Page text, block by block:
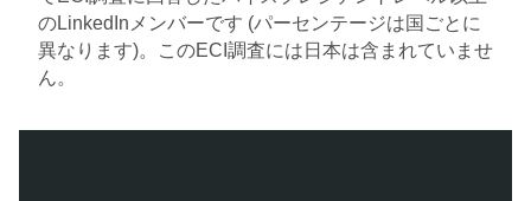
のLinkedInメンバーです (パーセンテージは国ごとに
異なります)。このECI調査には日本は含まれていませ
ん。